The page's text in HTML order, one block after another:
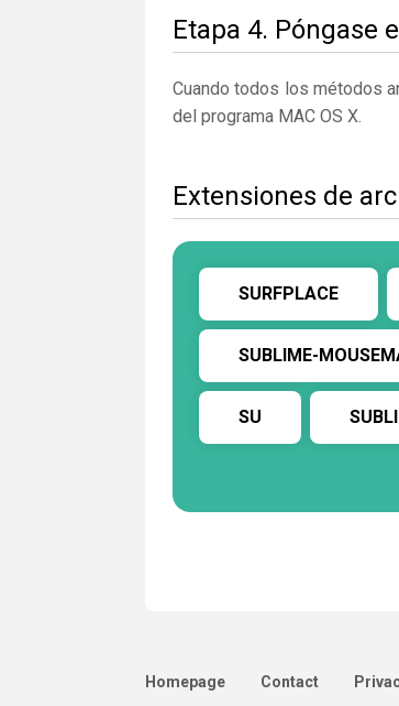
Etapa 4. Póngase
Cuando todos los métodos
del programa MAC OS X.
Extensiones de
SURFPLACE
SUBLIME-
SU
Homepage Contact